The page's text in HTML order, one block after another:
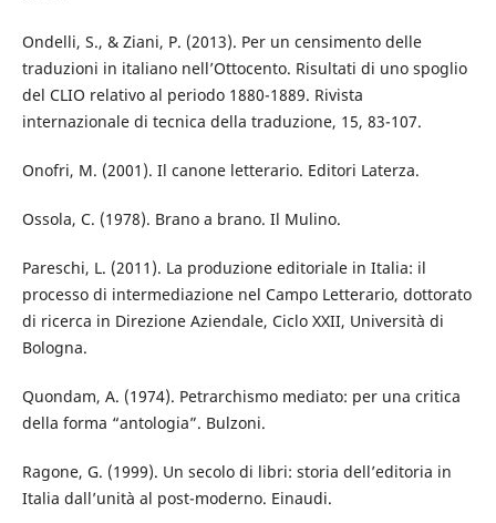
Ondelli, S., & Ziani, P. (2013). Per un censimento delle
traduzioni in italiano nell’Ottocento. Risultati di uno spoglio
del CLIO relativo al periodo 1880-1889. Rivista
internazionale di tecnica della traduzione, 15, 83-107.
Onofri, M. (2001). Il canone letterario. Editori Laterza.
Ossola, C. (1978). Brano a brano. Il Mulino.
Pareschi, L. (2011). La produzione editoriale in Italia: il
processo di intermediazione nel Campo Letterario, dottorato
di ricerca in Direzione Aziendale, Ciclo XXII, Università di
Bologna.
Quondam, A. (1974). Petrarchismo mediato: per una critica
della forma “antologia”. Bulzoni.
Ragone, G. (1999). Un secolo di libri: storia dell’editoria in
Italia dall’unità al post-moderno. Einaudi.